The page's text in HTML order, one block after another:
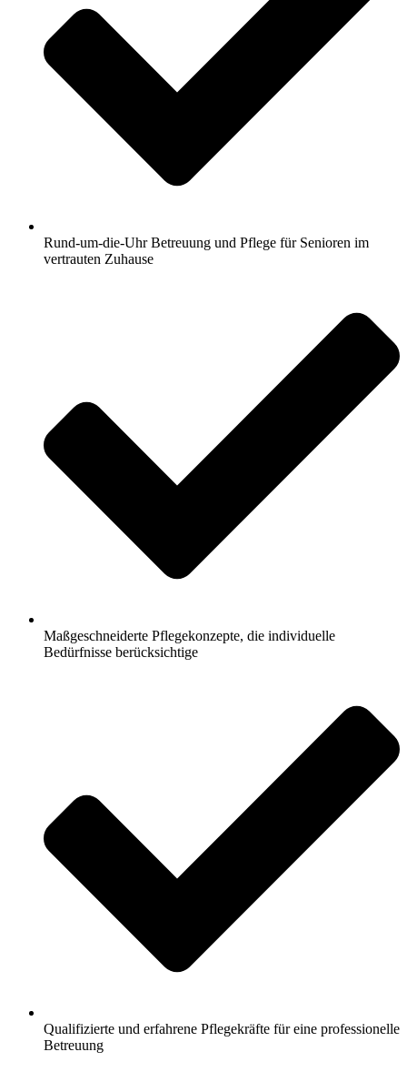
Rund-um-die-Uhr Betreuung und Pflege für Senioren im
vertrauten Zuhause
Maßgeschneiderte Pflegekonzepte, die individuelle
Bedürfnisse berücksichtige
Qualifizierte und erfahrene Pflegekräfte für eine professionelle
Betreuung